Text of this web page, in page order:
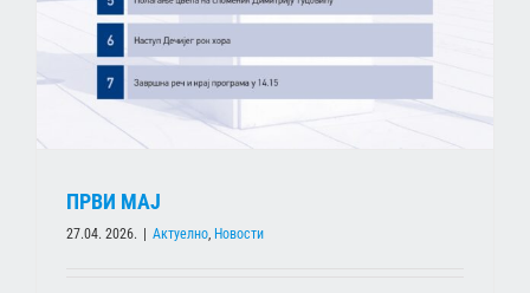
ПРВИ МАЈ
27.04. 2026. Актуелно, Новости